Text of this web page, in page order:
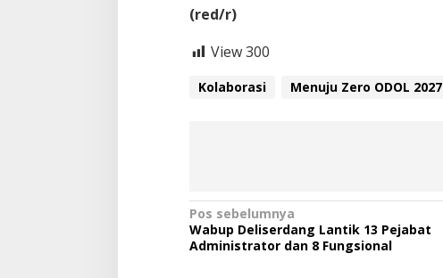
(red/r)
View300
Kolaborasi Menuju Zero ODOL 2027
N
a
Pos sebelumnya
Wabup Deliserdang Lantik 13 Pejabat
Administrator dan 8 Fungsional